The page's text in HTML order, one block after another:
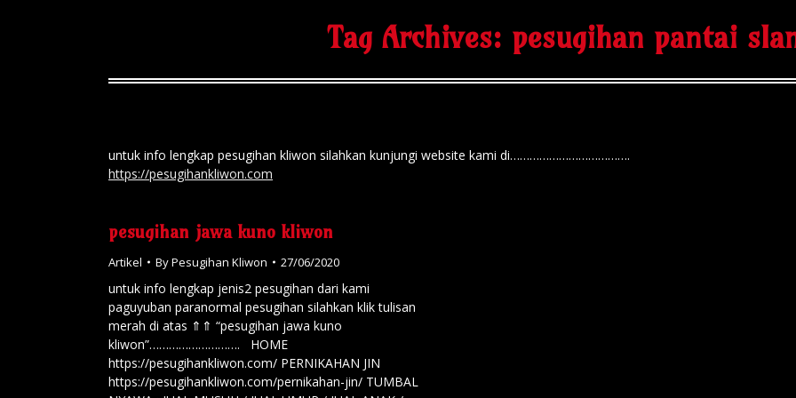
Tag Archives: pesugihan pantai
untuk info lengkap pesugihan kliwon silahkan kunjungi website kami di……………………………….
https://pesugihankliwon.com
pesugihan jawa kuno kliwon
Artikel ByPesugihan Kliwon 27/06/2020
untuk info lengkap jenis2 pesugihan dari kami
paguyuban paranormal pesugihan silahkan klik tulisan
merah di atas ⇑⇑ “pesugihan jawa kuno
kliwon”………………………. HOME
https://pesugihankliwon.com/ PERNIKAHAN JIN
https://pesugihankliwon.com/pernikahan-jin/ TUMBAL